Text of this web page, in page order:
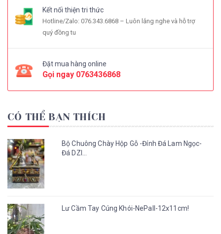
Kết nối thiện tri thức
Hotline/Zalo: 076.343.6868 – Luôn lắng nghe và hỗ trợ
quý đồng tu
Đặt mua hàng online
Gọi ngay 0763436868
CÓ THỂ BẠN THÍCH
Bộ Chuông Chày Hộp Gỗ -Đính Đá Lam Ngọc-
Đá DZI...
Lư Cầm Tay Cúng Khói-NePall-12x11cm!